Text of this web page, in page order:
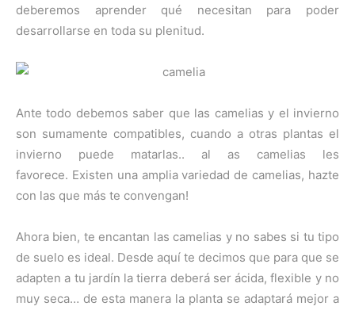
deberemos aprender qué necesitan para poder
desarrollarse en toda su plenitud.
Ante todo debemos saber que las camelias y el invierno
son sumamente compatibles, cuando a otras plantas el
invierno puede matarlas.. al as camelias les
favorece. Existen una amplia variedad de camelias, hazte
con las que más te convengan!
Ahora bien, te encantan las camelias y no sabes si tu tipo
de suelo es ideal. Desde aquí te decimos que para que se
adapten a tu jardín la tierra deberá ser ácida, flexible y no
muy seca… de esta manera la planta se adaptará mejor a